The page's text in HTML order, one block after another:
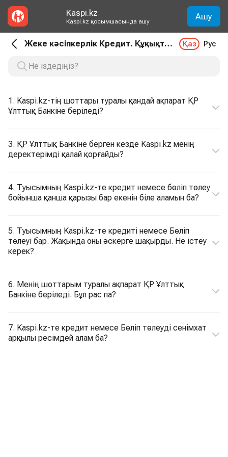
Kaspi.kz
Kaspi.kz қосымшасында ашу Ашу
Жеке кәсіпкерлік Кредит. Құқықтық сұрақтар Қаз Рус
1. Kaspi.kz-тің шоттары туралы қандай ақпарат ҚР
Ұлттық Банкіне беріледі?
3. ҚР Ұлттық Банкіне берген кезде Kaspi.kz менің
деректерімді қалай қорғайды?
4. Туысымның Kaspi.kz-те кредит немесе бөліп төлеу
бойынша қанша қарызы бар екенін біле аламын ба?
5. Туысымның Kaspi.kz-те кредиті немесе Бөліп
төлеуі бар. Жақында оны әскерге шақырды. Не істеу
керек?
6. Менің шоттарым туралы ақпарат ҚР Ұлттық
Банкіне беріледі. Бұл рас па?
7. Kaspi.kz-те кредит немесе Бөліп төлеуді сенімхат
арқылы ресімдей алам ба?